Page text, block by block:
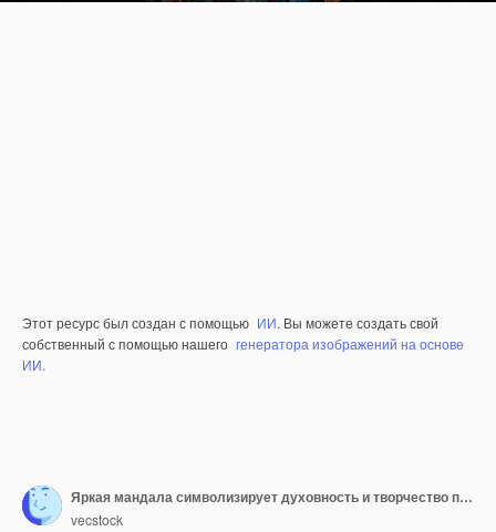
Этот ресурс был создан с помощью ИИ. Вы можете создать свой
собственный с помощью нашего генератора изображений на основе
ИИ.
Яркая мандала символизирует духовность и творчество природы, созданное искусственным интеллектом.
vecstock